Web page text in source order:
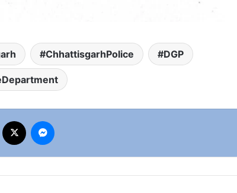
ChhattisgarhPolice DGP
Facebook